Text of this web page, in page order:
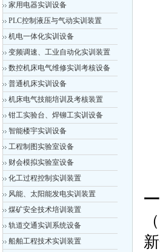
家用电器实训设备
PLC控制液压与气动实训装置
机电一体化实训设备
变频调速、工业自动化实训装置
数控机床电气维修实训考核设备
普通机床实训设备
机床电气技能培训及考核装置
钳工实验台、焊铆工实训设备
智能楼宇实训设备
工程制图实验室设备
财会模拟实验室设备
化工过程控制实训装置
风能、太阳能发电实训装置
煤矿安全技术培训装置
轨道交通实训系统设备
船舶工程技术实训装置
一